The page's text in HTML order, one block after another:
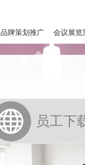
品牌策划推广 会议展览
员工下